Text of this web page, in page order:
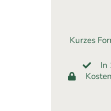
Kurzes
In